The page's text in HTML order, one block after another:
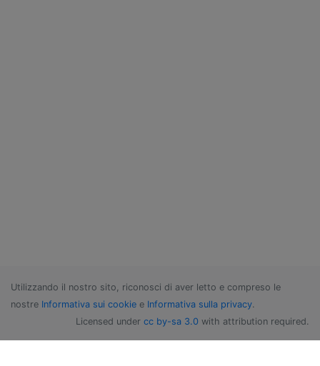
Utilizzando il nostro sito, riconosci di aver letto e compreso le
nostre Informativa sui cookie e Informativa sulla privacy.
Licensed under cc by-sa 3.0 with attribution required.